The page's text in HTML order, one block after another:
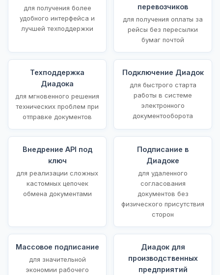
для получения более
удобного интерфейса и
лучшей техподдержки
перевозчиков
для получения оплаты за
рейсы без пересылки
бумаг почтой
Техподдержка
Диадока
для мгновенного решения
технических проблем при
отправке документов
Подключение Диадок
для быстрого старта
работы в системе
электронного
документооборота
Внедрение API под
ключ
для реализации сложных
кастомных цепочек
обмена документами
Подписание в
Диадоке
для удаленного
согласования
документов без
физического присутствия
сторон
Массовое подписание
для значительной
экономии рабочего
Диадок для
производственных
предприятий